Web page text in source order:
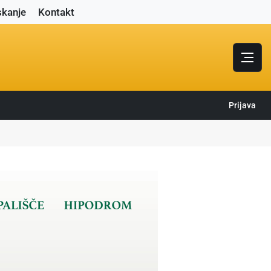
Kontakt
Prijava